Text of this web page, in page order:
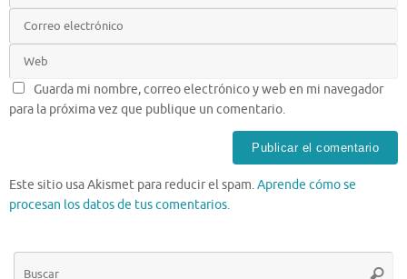
Guarda mi nombre, correo electrónico y web en mi navegador
para la próxima vez que publique un comentario.
Este sitio usa Akismet para reducir el spam.Aprende cómo se
procesan los datos de tus comentarios.